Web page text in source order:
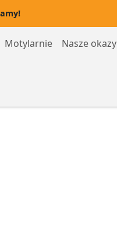
Motylarnie
Motylarnia Hel
Nasze okazy